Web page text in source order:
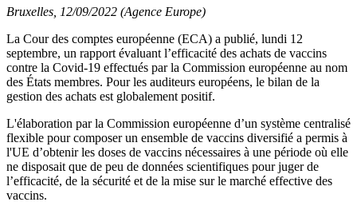
Bruxelles, 12/09/2022 (Agence Europe)
La Cour des comptes européenne (ECA) a publié, lundi 12
septembre, un rapport évaluant l’efficacité des achats de vaccins
contre la Covid-19 effectués par la Commission européenne au nom
des États membres. Pour les auditeurs européens, le bilan de la
gestion des achats est globalement positif.
L'élaboration par la Commission européenne d’un système centralisé
flexible pour composer un ensemble de vaccins diversifié a permis à
l'UE d’obtenir les doses de vaccins nécessaires à une période où elle
ne disposait que de peu de données scientifiques pour juger de
l’efficacité, de la sécurité et de la mise sur le marché effective des
vaccins.